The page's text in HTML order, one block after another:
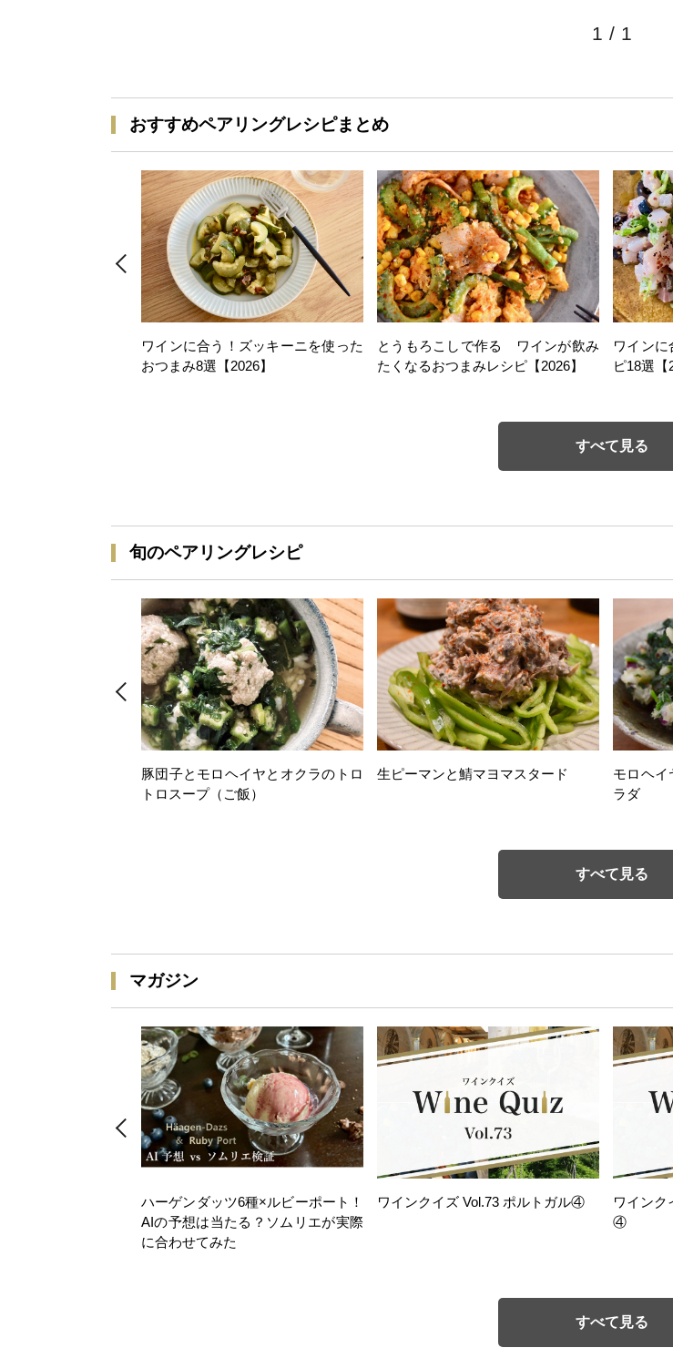
1 / 1
おすすめペアリングレシピまとめ
ワインに合う！ズッキーニを使った
おつまみ8選【2026】
とうもろこしで作る ワインが飲み
たくなるおつまみレシピ【2026】
ワイン
ピ18選【
すべて見る
旬のペアリングレシピ
豚団子とモロヘイヤとオクラのトロ
トロスープ（ご飯）
生ピーマンと鯖マヨマスタード
モロヘイ
ラダ
すべて見る
マガジン
ハーゲンダッツ6種×ルビーポート！
AIの予想は当たる？ソムリエが実際
に合わせてみた
ワインクイズ Vol.73 ポルトガル④
ワインク
④
すべて見る